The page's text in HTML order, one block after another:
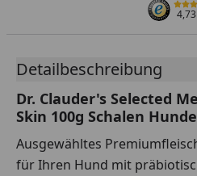
Detailbeschreibung
Dr. Clauder's Selected
Skin 100g Schalen
Ausgewähltes
für Ihren Hund mit